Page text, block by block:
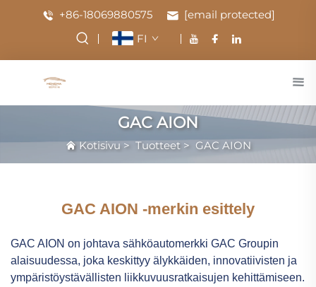
+86-18069880575
[email protected]
FI
GAC AION
Kotisivu > Tuotteet> GAC AION
GAC AION -merkin esittely
GAC AION on johtava sähköautomerkki GAC Groupin
alaisuudessa, joka keskittyy älykkäiden, innovatiivisten ja
ympäristöystävällisten liikkuvuusratkaisujen kehittämiseen.